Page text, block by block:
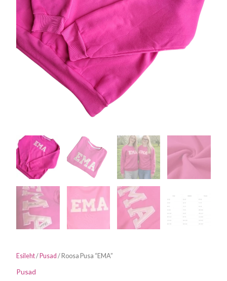
Esileht/ Pusad / Roosa Pusa “EMA”
Pusad